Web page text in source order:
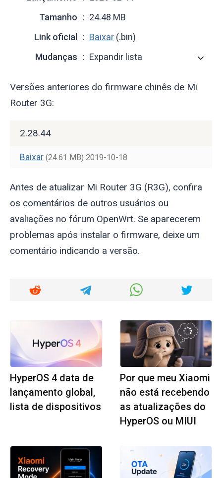
Tamanho
24.48 MB
Link oficial
Baixar (.bin)
Mudanças
Expandir lista
Versões anteriores do firmware chinês de Mi
Router 3G:
2.28.44
Baixar (24.61 MB) 2019-10-18
Antes de atualizar Mi Router 3G (R3G), confira
os comentários de outros usuários ou
avaliações no fórum OpenWrt. Se aparecerem
problemas após instalar o firmware, deixe um
comentário indicando a versão.
HyperOS 4 data de
lançamento global,
lista de dispositivos
Por que meu Xiaomi
não está recebendo
as atualizações do
HyperOS ou MIUI